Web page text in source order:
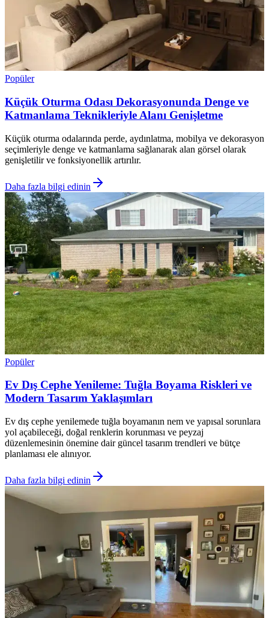
Popüler
Küçük Oturma Odası Dekorasyonunda Denge ve
Katmanlama Teknikleriyle Alanı Genişletme
Küçük oturma odalarında perde, aydınlatma, mobilya ve dekorasyon
seçimleriyle denge ve katmanlama sağlanarak alan görsel olarak
genişletilir ve fonksiyonellik artırılır.
Daha fazla bilgi edinin
Popüler
Ev Dış Cephe Yenileme: Tuğla Boyama Riskleri ve
Modern Tasarım Yaklaşımları
Ev dış cephe yenilemede tuğla boyamanın nem ve yapısal sorunlara
yol açabileceği, doğal renklerin korunması ve peyzaj
düzenlemesinin önemine dair güncel tasarım trendleri ve bütçe
planlaması ele alınıyor.
Daha fazla bilgi edinin